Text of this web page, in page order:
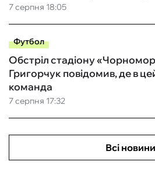
7 серпня 18:05
Футбол
7 серпня 17:32
Обстріл стадіону
Григорчук повідомив, де в
команда
Всі новини